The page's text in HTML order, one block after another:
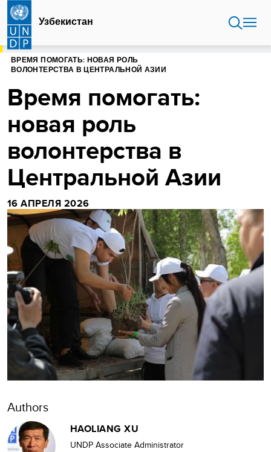
Перейти
основному
содержанию
Узбекистан
ГЛАВНАЯ
ВРЕМЯ ПОМОГАТЬ: НОВАЯ РОЛЬ
ВОЛОНТЕРСТВА В ЦЕНТРАЛЬНОЙ АЗИИ
Время помогать:
новая роль
волонтерства в
Центральной Азии
16 АПРЕЛЯ 2026
Authors
HAOLIANG XU
UNDP Associate Administrator